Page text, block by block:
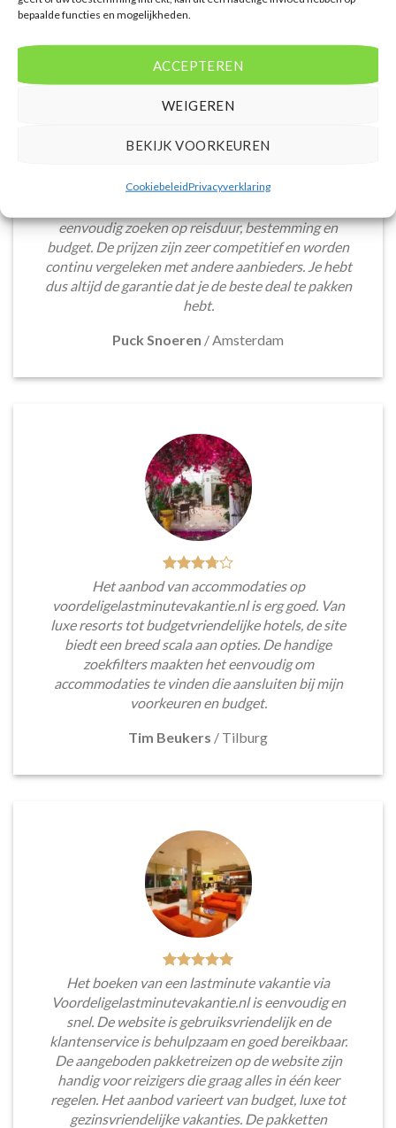
bepaalde functies en mogelijkheden.
ACCEPTEREN
WEIGEREN
BEKIJK VOORKEUREN
CookiebeleidPrivacyverklaring
deals naar diverse populaire
eenvoudig zoeken op reisduur, bestemming en
budget. De prijzen zijn zeer competitief en worden
continu vergeleken met andere aanbieders. Je hebt
dus altijd de garantie dat je de beste deal te pakken
hebt.
Puck Snoeren /Amsterdam
Het aanbod van accommodaties op
voordeligelastminutevakantie.nl is erg goed. Van
luxe resorts tot budgetvriendelijke hotels, de site
biedt een breed scala aan opties. De handige
zoekfilters maakten het eenvoudig om
accommodaties te vinden die aansluiten bij mijn
voorkeuren en budget.
Tim Beukers / Tilburg
Het boeken van een lastminute vakantie via
Voordeligelastminutevakantie.nl is eenvoudig en
snel. De website is gebruiksvriendelijk en de
klantenservice is behulpzaam en goed bereikbaar.
De aangeboden pakketreizen op de website zijn
handig voor reizigers die graag alles in één keer
regelen. Het aanbod varieert van budget, luxe tot
gezinsvriendelijke vakanties. De pakketten